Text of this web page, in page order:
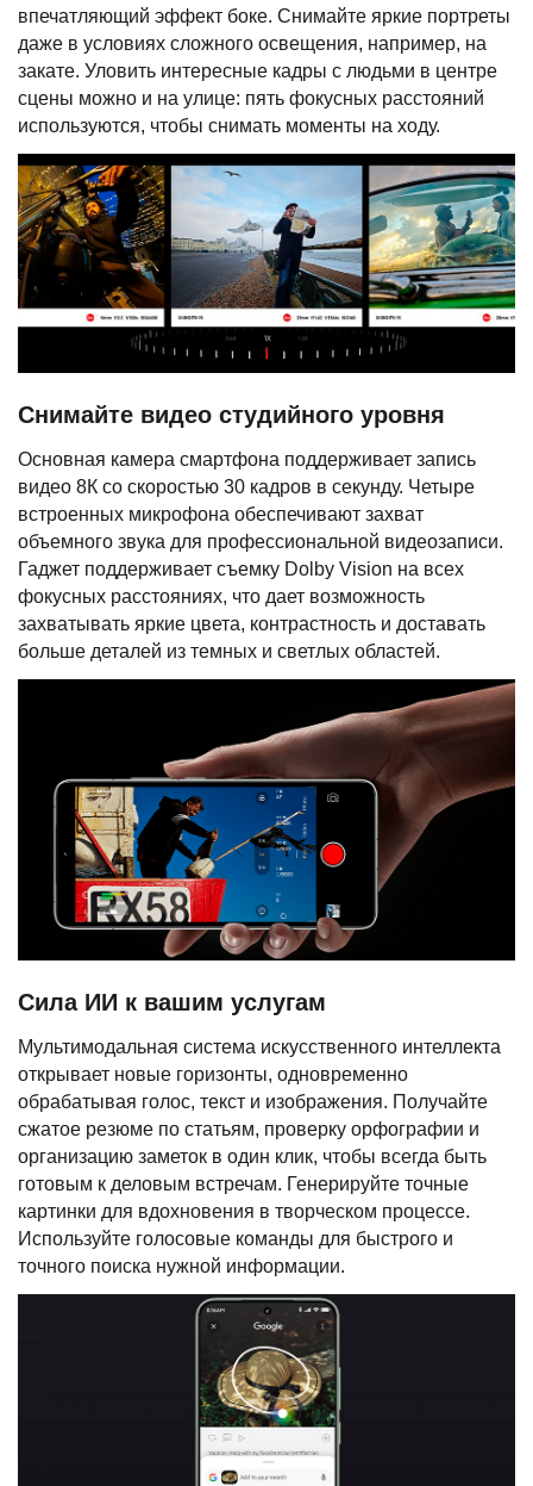
впечатляющий эффект боке. Снимайте яркие портреты
даже в условиях сложного освещения, например, на
закате. Уловить интересные кадры с людьми в центре
сцены можно и на улице: пять фокусных расстояний
используются, чтобы снимать моменты на ходу.
Снимайте видео студийного уровня
Основная камера смартфона поддерживает запись
видео 8К со скоростью 30 кадров в секунду. Четыре
встроенных микрофона обеспечивают захват
объемного звука для профессиональной видеозаписи.
Гаджет поддерживает съемку Dolby Vision на всех
фокусных расстояниях, что дает возможность
захватывать яркие цвета, контрастность и доставать
больше деталей из темных и светлых областей.
Сила ИИ к вашим услугам
Мультимодальная система искусственного интеллекта
открывает новые горизонты, одновременно
обрабатывая голос, текст и изображения. Получайте
сжатое резюме по статьям, проверку орфографии и
организацию заметок в один клик, чтобы всегда быть
готовым к деловым встречам. Генерируйте точные
картинки для вдохновения в творческом процессе.
Используйте голосовые команды для быстрого и
точного поиска нужной информации.